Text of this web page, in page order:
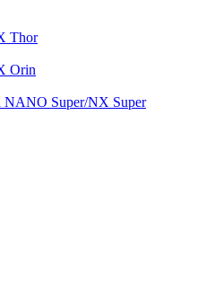
Thor
Orin
NANO Super/NX Super